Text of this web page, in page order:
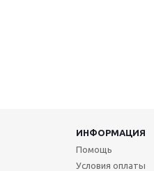
ИНФОРМАЦИЯ
Помощь
Условия оплаты